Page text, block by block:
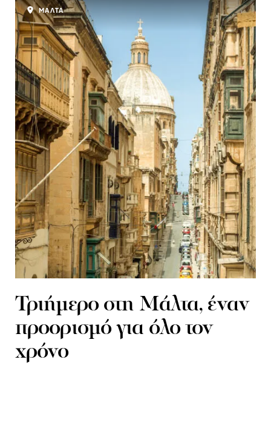
Τριήμερο στη Μάλτα, έναν
προορισμό για όλο τον
χρόνο
ΜΑΛΤΑ